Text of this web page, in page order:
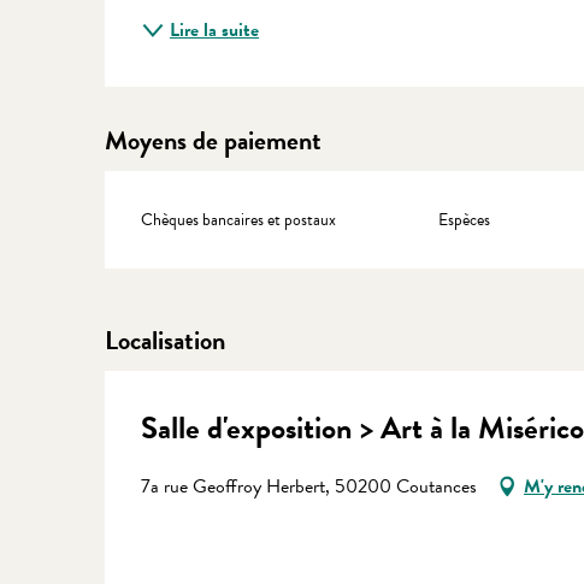
Lire la suite
Moyens de paiement
Chèques bancaires et postaux Espèces
Localisation
Salle d'exposition > Art à la
7a rue Geoffroy Herbert, 50200 Coutances M'y